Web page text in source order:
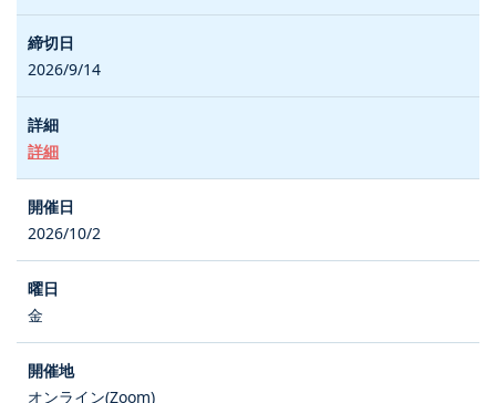
2026/9/14
詳細
2026/10/2
金
オンライン(Zoom)